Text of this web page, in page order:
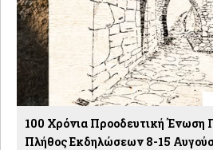
100 Χρόνια Προοδευτική Ένωση
Πλήθος Εκδηλώσεων 8-15